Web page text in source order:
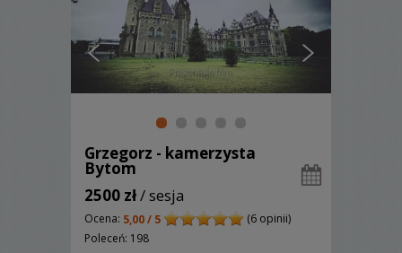
Grzegorz - kamerzysta
Bytom
2500 zł/ sesja
Ocena: 5,00 / 5
(6 opinii)
Poleceń: 198